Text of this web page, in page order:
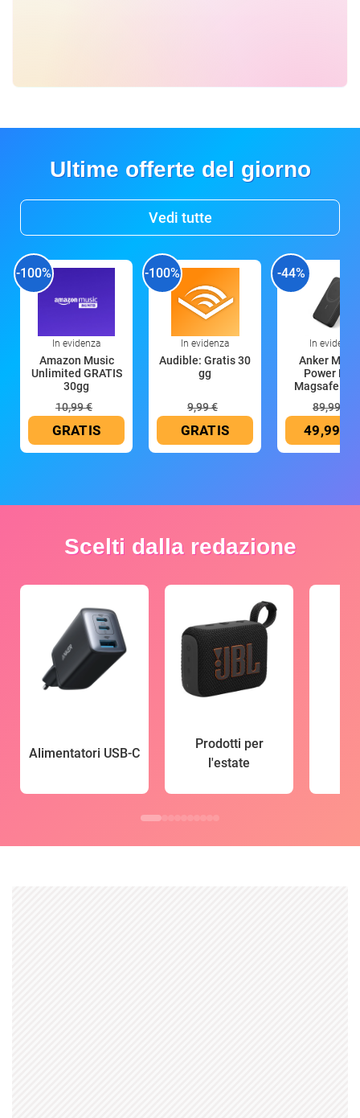
Ultime offerte del giorno
Vedi tutte
-100%
In evidenza
Amazon Music
Unlimited GRATIS
30gg
10,99 €
GRATIS
-100%
In evidenza
Audible: Gratis 30
gg
9,99 €
GRATIS
-44%
In evidenza
Anker
Power
Magsafe
89,99 €
49,99 €
Scelti dalla redazione
Alimentatori USB-C
Prodotti per
l'estate